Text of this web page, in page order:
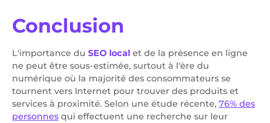
Conclusion
L'importance du SEO local et de la présence en ligne
ne peut être sous-estimée, surtout à l'ère du
numérique où la majorité des consommateurs se
tournent vers Internet pour trouver des produits et
services à proximité. Selon une étude récente, 76% des
personnes qui effectuent une recherche sur leur